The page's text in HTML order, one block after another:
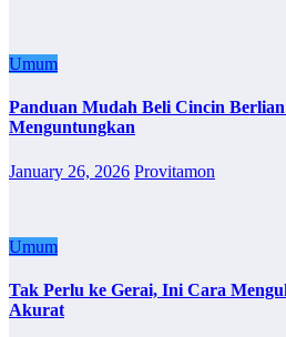
Umum
Panduan Mudah Beli Cincin
Menguntungkan
January 26, 2026 Provitamon
Umum
Tak Perlu ke Gerai, Ini Cara
Akurat